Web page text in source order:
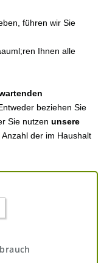
führen wir Sie
Ihnen alle
beziehen Sie
Sie nutzen unsere
Anzahl der im Haushalt